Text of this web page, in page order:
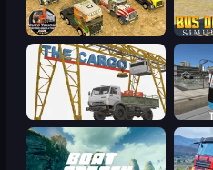
Euro Truck Driving Simulator 2025 Bus
The Cargo Tram